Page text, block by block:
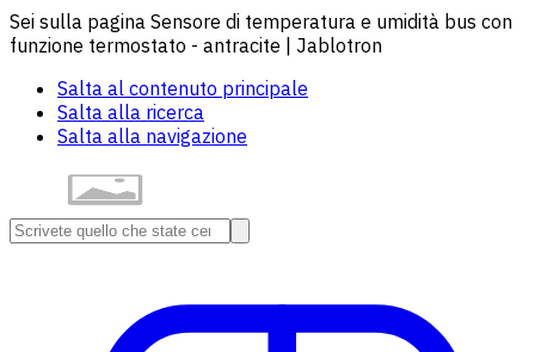
Sei sulla pagina Sensore di temperatura e umidità bus con
funzione termostato - antracite | Jablotron
Salta al contenuto principale
Salta alla ricerca
Salta alla navigazione